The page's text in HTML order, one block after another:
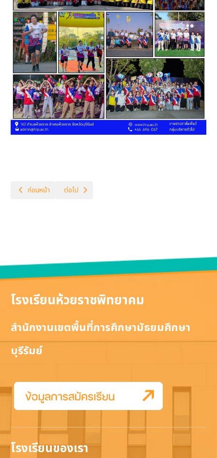
เนื้อหาก่อนหน้า: ฉบับที่ 05-2567
ก่อนหน้า เนื้อหาถัดไป: ฉบับที่ 07-2567
ต่อไป
โรงเรียนห้วยราชพิทยาคม
สำนักงานเขตพื้นที่การศึกษามัธยมศึกษา
บุรีรัมย์
โรงเรียนของเรา